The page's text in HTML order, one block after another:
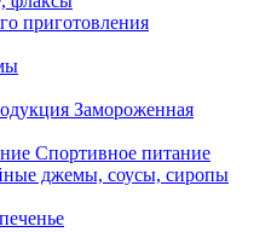
приготовления
Замороженная
Спортивное питание
джемы, соусы, сиропы